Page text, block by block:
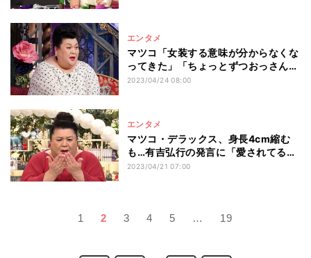
エンタメ
マツコ「女装する意味が分からなくな
ってきた」「ちょっとずつおっさんに
なっていこうかな」
2023/04/24 08:00
エンタメ
マツコ・デラックス、身長4cm縮む
も…有吉弘行の発言に「愛されてる
わ」と満足
2023/04/21 07:00
1 2 3 4 5 … 19